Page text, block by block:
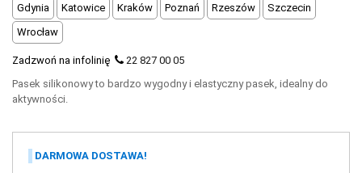
Gdynia Katowice Kraków Poznań Rzeszów
Szczecin
Wrocław
Zadzwoń na infolinię
22 827 00 05
Pasek silikonowy to bardzo wygodny i elastyczny pasek, idealny do
aktywności.
DARMOWA DOSTAWA!